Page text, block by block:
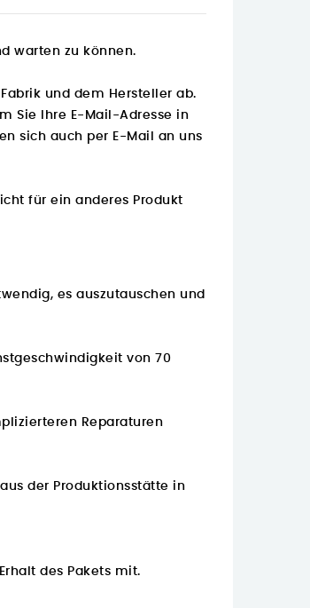
warten zu können.
und dem Hersteller ab.
Sie Ihre E-Mail-Adresse in
sich auch per E-Mail an uns
für ein anderes Produkt
es auszutauschen und
von 70
Reparaturen
der Produktionsstätte in
des Pakets mit.